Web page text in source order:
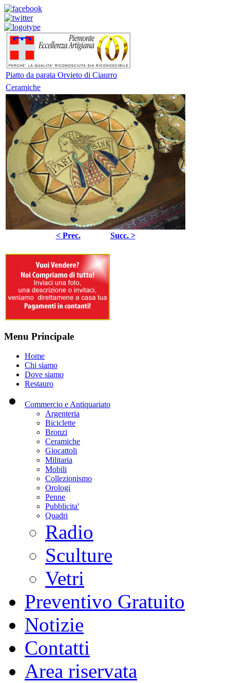
Piatto da parata Orvieto di Ciaurro
Ceramiche
< Prec. Succ. >
Menu Principale
Home
Chi siamo
Dove siamo
Restauro
Commercio e Antiquariato
Argenteria
Biciclette
Bronzi
Ceramiche
Giocattoli
Militaria
Mobili
Collezionismo
Orologi
Penne
Pubblicita'
Quadri
Radio
Sculture
Vetri
Preventivo Gratuito
Notizie
Contatti
Area riservata